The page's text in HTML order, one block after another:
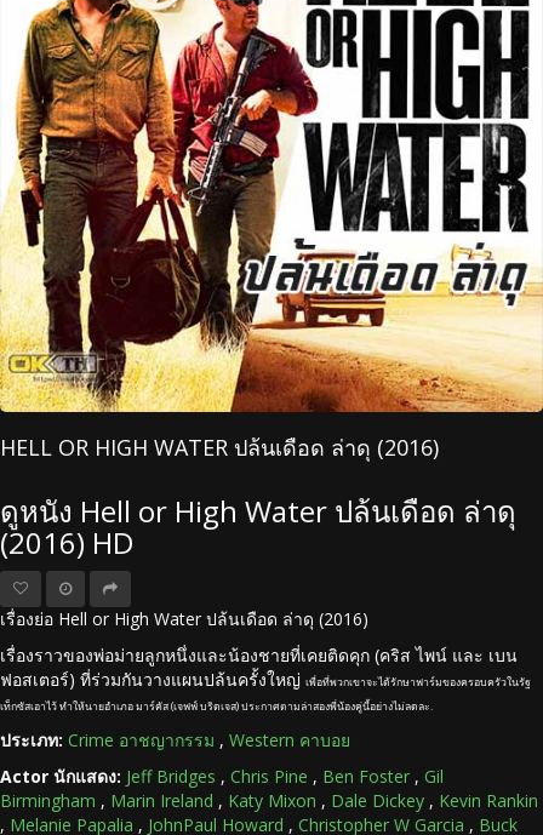
HELL OR HIGH WATER ปล้นเดือด ล่าดุ (2016)
ดูหนัง Hell or High Water ปล้นเดือด ล่าดุ
(2016) HD
เรื่องย่อ Hell or High Water ปล้นเดือด ล่าดุ (2016)
เรื่องราวของพ่อม่ายลูกหนึ่งและน้องชายที่เคยติดคุก (คริส ไพน์ และ เบน
ฟอสเตอร์) ที่ร่วมกันวางแผนปล้นครั้งใหญ่ เพื่อที่พวกเขาจะได้รักษาฟาร์มของครอบครัวในรัฐ
เท็กซัสเอาไว้ ทำให้นายอำเภอ มาร์คัส (เจฟฟ์ บริดเจส) ประกาศตามล่าสองพี่น้องคู่นี้อย่างไม่ลดละ.
ประเภท: Crime อาชญากรรม , Western คาบอย
Actor นักแสดง: Jeff Bridges , Chris Pine , Ben Foster , Gil
Birmingham , Marin Ireland , Katy Mixon , Dale Dickey , Kevin Rankin
, Melanie Papalia , JohnPaul Howard , Christopher W Garcia , Buck